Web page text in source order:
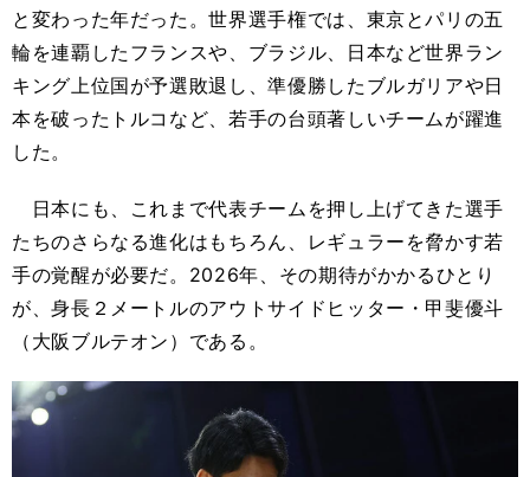
と変わった年だった。世界選手権では、東京とパリの五
輪を連覇したフランスや、ブラジル、日本など世界ラン
キング上位国が予選敗退し、準優勝したブルガリアや日
本を破ったトルコなど、若手の台頭著しいチームが躍進
した。
日本にも、これまで代表チームを押し上げてきた選手
たちのさらなる進化はもちろん、レギュラーを脅かす若
手の覚醒が必要だ。2026年、その期待がかかるひとり
が、身長２メートルのアウトサイドヒッター・甲斐優斗
（大阪ブルテオン）である。